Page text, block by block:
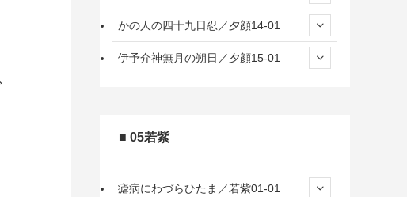
かの人の四十九日忍／夕顔14-01
伊予介神無月の朔日／夕顔15-01
■ 05若紫
瘧病にわづらひたま／若紫01-01